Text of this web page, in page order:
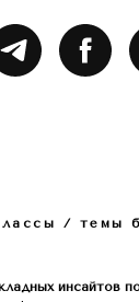
/ темы
инсайтов